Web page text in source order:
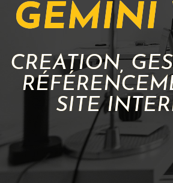
GEMINI
CRÉATION,
SITE